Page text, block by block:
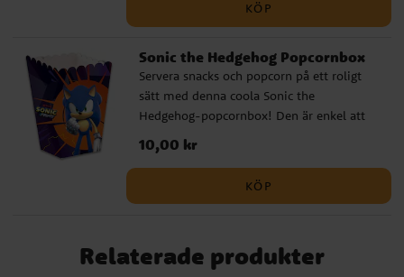
KÖP
Sonic the Hedgehog Popcornbox
Servera snacks och popcorn på ett roligt
sätt med denna coola Sonic the
Hedgehog-popcornbox! Den är enkel att
vika ihop, är tillverkad av papp och har
måtten 12 x 5 cm. Säljs styckvis.
Pris:10,00 kr
10,00 kr
KÖP
Relaterade produkter